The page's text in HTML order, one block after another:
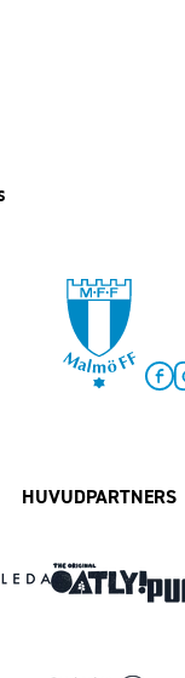
HUVUDPARTNERS